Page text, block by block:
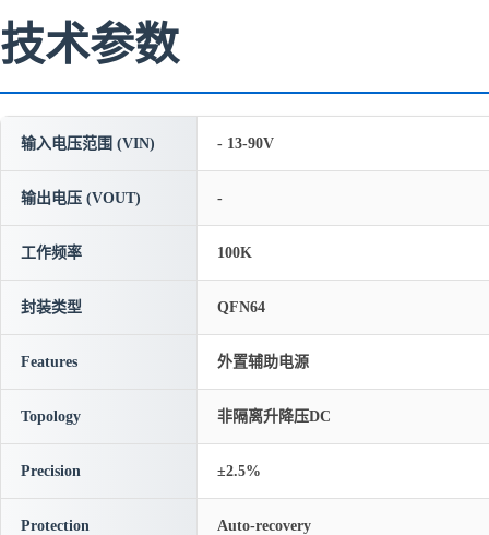
技术参数
输入电压范围 (VIN) - 13-90V
输出电压 (VOUT) -
工作频率 100K
封装类型 QFN64
Features 外置辅助电源
Topology 非隔离升降压DC
Precision ±2.5%
Protection Auto-recovery